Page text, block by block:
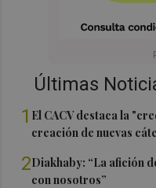
Últimas
1 El CACV destaca la
creación de nuevas
2Diakhaby: “La afición
con nosotros”